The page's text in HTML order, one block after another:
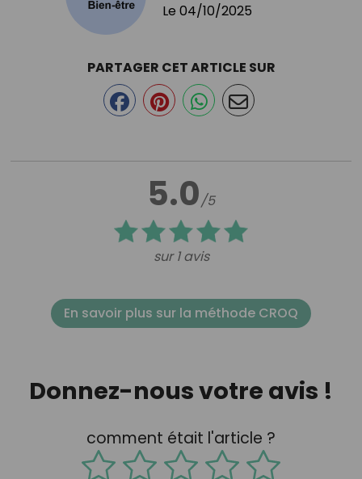
Le 04/10/2025
5.0/5
sur 1 avis
PARTAGER CET ARTICLE SUR
En savoir plus sur la méthode CROQ
Donnez-nous votre avis !
comment était l'article ?